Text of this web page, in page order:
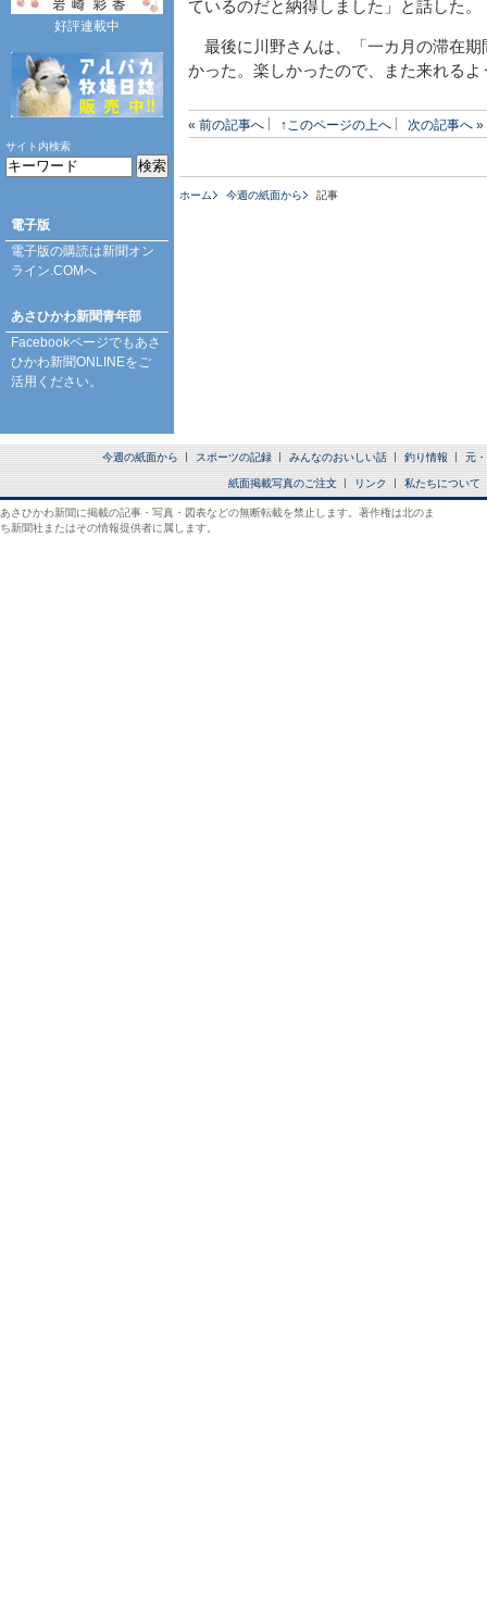
ているのだと納得しました」と話した。
最後に川野さんは、「一カ月の滞在期
かった。楽しかったので、また来れる
« 前の記事へ ↑このページの上へ 次の記事へ »
ホーム 今週の紙面から 記事
好評連載中
サイト内検索
電子版
電子版の購読は新聞オン
ライン.COMへ
あさひかわ新聞青年部
Facebookページでもあさ
ひかわ新聞ONLINEをご
活用ください。
今週の紙面から スポーツの記録 みんなのおいしい話 釣り情報 元
紙面掲載写真のご注文 リンク 私たちについて
あさひかわ新聞に掲載の記事・写真・図表などの無断転載を禁止します。著作権は北のま
ち新聞社またはその情報提供者に属します。